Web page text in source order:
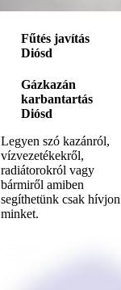
Fűtés javítás
Diósd
Gázkazán
karbantartás
Diósd
Legyen szó kazánról,
vízvezetékekről,
radiátorokról vagy
bármiről amiben
segíthetünk csak hívjon
minket.